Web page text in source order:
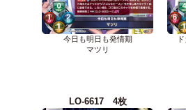
今日も明日も発情期
マツリ
LO-6617 4枚